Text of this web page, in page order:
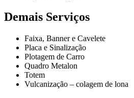
Demais Serviços
Faixa, Banner e Cavelete
Placa e Sinalização
Plotagem de Carro
Quadro Metalon
Totem
Vulcanização – colagem de lona